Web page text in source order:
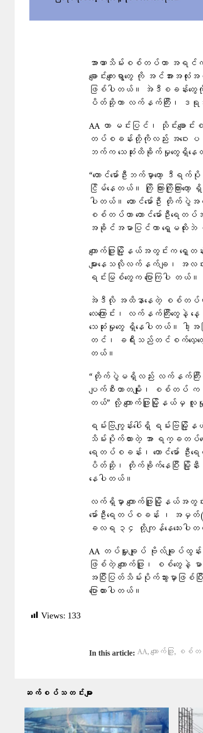
အာဏာသိမ်းစစ်တပ်ဟာ အရင်က
ချောင်းကျေးရွာတွေ ကို အင်အာ
ဖြစ်ပါတယ်။ အဲဒီစခန်းတွေ
ပိတ်ဆို့ကာ လက်နက်ကြီး၊ ဒ
AA ဟာ မင်းပြင်၊ သိုင်းချေ
တပ်စခန်းတို့ကိုလည်း အဝေး
ဘက်က ​သေဆုံးထိခိုက်မှု​တွေရှိန
“တောင်မော်ဦးဘက်မှာတော့ ဒီ
ငြိမ်နေတယ်။ ကြို ကြားကြိုကြာ
ပါတယ်။ တောင်မော်ဦး တိုက်ပွဲ
စစ်တပ်ဟာ တောင်မော်ဦးရေ
အခိုင်အမာပြင်ကာ ရှေ့မထိုး
ကျောက်ဖြူမြို့နယ်အတွင်းက ရှ
များနေသလိုလက်နက်ချ၊ အလင်
ရင်းမြစ်တွေက ပြောကြပါ တယ်။
အဲဒီလို အထိနာနေတဲ့ စစ်တပ်ဟာ
လေကြောင်း၊ လက်နက်ကြီးတွေ
သေဆုံးမှုတွေ ရှိနေပါတယ်။ ဒါ့အ
တင်၊ ခရီးသည်တင်စက်လှေတွေ၊
တယ်။
“တိုက်ပွဲမရှိလည်း လက်နက်ကြီးက
ပျက်စီးတာတမျိုး၊ စစ်တပ် က ပ
တယ်” လို့ ကျောက်ဖြူမြို့နယ်မှ
ရမ်းဗြဲကျွန်းပေါ်ရှိ ရမ်းဗြဲမြို့
သိမ်းပိုက်ထားတဲ့ အာ ရက္ခတပ်
ရေတပ်စခန်း၊ တောင်မော်
ပိတ်ဆို့၊ တိုက်ခိုက်နေပြီး မ
နေပါတယ်။
လက်ရှိမှာ ကျောက်ဖြူမြို့နယ်
မော်ဦးရေတပ်စခန်း ၊
ခလရ ၃၄ တို့ကျန်နေသေးပါ
AA တပ်မှူးချုပ် ဗိုလ်ချုပ်ထွ
ဖြစ်တဲ့ ကျောက်ဖြူ၊ စစ်တွေ
အပြီးပြတ်သိမ်းပိုက်သွားမှာဖြ
ပြောထားပါတယ်။
Views: 133
In this article: AA,ကျောက်ဖြူ, စစ်
ဆက်စပ်သတင်းများ